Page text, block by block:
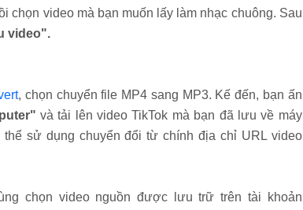
chọn video mà bạn muốn lấy làm nhạc chuông. Sau
video".
, chọn chuyển file MP4 sang MP3. Kế đến, bạn ấn
và tải lên video TikTok mà bạn đã lưu về máy
sử dụng chuyển đổi từ chính địa chỉ URL video
chọn video nguồn được lưu trữ trên tài khoản